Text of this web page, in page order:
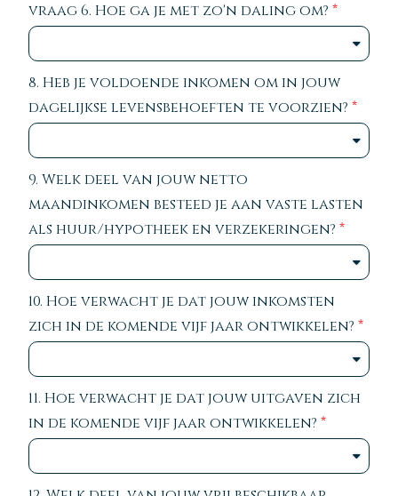
vraag 6. Hoe ga je met zo'n daling om?
8. Heb je voldoende inkomen om in jouw
dagelijkse levensbehoeften te voorzien?
9. Welk deel van jouw netto
maandinkomen besteed je aan vaste lasten
als huur/hypotheek en verzekeringen?
10. Hoe verwacht je dat jouw inkomsten
zich in de komende vijf jaar ontwikkelen?
11. Hoe verwacht je dat jouw uitgaven zich
in de komende vijf jaar ontwikkelen?